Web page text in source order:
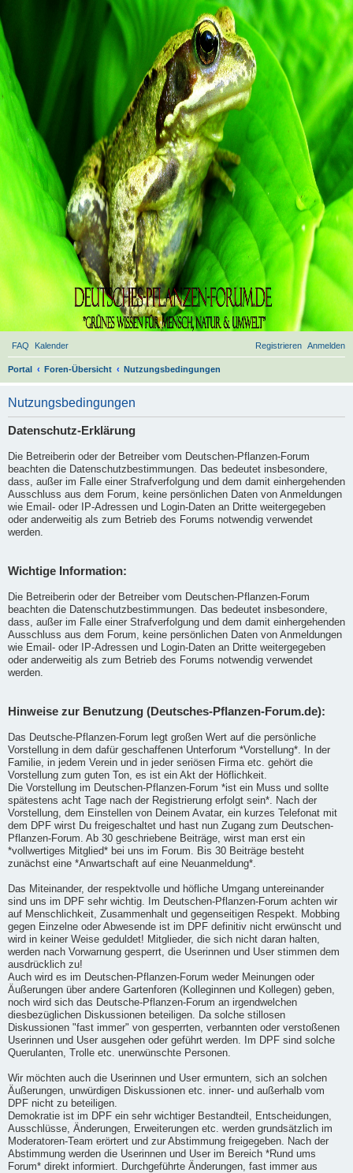
FAQ Kalender Anmelden
Registrieren
Portal Foren-Übersicht Nutzungsbedingungen
Nutzungsbedingungen
Datenschutz-Erklärung
Die Betreiberin oder der Betreiber vom Deutschen-Pflanzen-Forum
beachten die Datenschutzbestimmungen. Das bedeutet insbesondere,
dass, außer im Falle einer Strafverfolgung und dem damit einhergehenden
Ausschluss aus dem Forum, keine persönlichen Daten von Anmeldungen
wie Email- oder IP-Adressen und Login-Daten an Dritte weitergegeben
oder anderweitig als zum Betrieb des Forums notwendig verwendet
werden.
Wichtige Information:
Die Betreiberin oder der Betreiber vom Deutschen-Pflanzen-Forum
beachten die Datenschutzbestimmungen. Das bedeutet insbesondere,
dass, außer im Falle einer Strafverfolgung und dem damit einhergehenden
Ausschluss aus dem Forum, keine persönlichen Daten von Anmeldungen
wie Email- oder IP-Adressen und Login-Daten an Dritte weitergegeben
oder anderweitig als zum Betrieb des Forums notwendig verwendet
werden.
Hinweise zur Benutzung (Deutsches-Pflanzen-Forum.de):
Das Deutsche-Pflanzen-Forum legt großen Wert auf die persönliche
Vorstellung in dem dafür geschaffenen Unterforum *Vorstellung*. In der
Familie, in jedem Verein und in jeder seriösen Firma etc. gehört die
Vorstellung zum guten Ton, es ist ein Akt der Höflichkeit.
Die Vorstellung im Deutschen-Pflanzen-Forum *ist ein Muss und sollte
spätestens acht Tage nach der Registrierung erfolgt sein*. Nach der
Vorstellung, dem Einstellen von Deinem Avatar, ein kurzes Telefonat mit
dem DPF wirst Du freigeschaltet und hast nun Zugang zum Deutschen-
Pflanzen-Forum. Ab 30 geschriebene Beiträge, wirst man erst ein
*vollwertiges Mitglied* bei uns im Forum. Bis 30 Beiträge besteht
zunächst eine *Anwartschaft auf eine Neuanmeldung*.
Das Miteinander, der respektvolle und höfliche Umgang untereinander
sind uns im DPF sehr wichtig. Im Deutschen-Pflanzen-Forum achten wir
auf Menschlichkeit, Zusammenhalt und gegenseitigen Respekt. Mobbing
gegen Einzelne oder Abwesende ist im DPF definitiv nicht erwünscht und
wird in keiner Weise geduldet! Mitglieder, die sich nicht daran halten,
werden nach Vorwarnung gesperrt, die Userinnen und User stimmen dem
ausdrücklich zu!
Auch wird es im Deutschen-Pflanzen-Forum weder Meinungen oder
Äußerungen über andere Gartenforen (Kolleginnen und Kollegen) geben,
noch wird sich das Deutsche-Pflanzen-Forum an irgendwelchen
diesbezüglichen Diskussionen beteiligen. Da solche stillosen
Diskussionen "fast immer" von gesperrten, verbannten oder verstoßenen
Userinnen und User ausgehen oder geführt werden. Im DPF sind solche
Querulanten, Trolle etc. unerwünschte Personen.
Wir möchten auch die Userinnen und User ermuntern, sich an solchen
Äußerungen, unwürdigen Diskussionen etc. inner- und außerhalb vom
DPF nicht zu beteiligen.
Demokratie ist im DPF ein sehr wichtiger Bestandteil, Entscheidungen,
Ausschlüsse, Änderungen, Erweiterungen etc. werden grundsätzlich im
Moderatoren-Team erörtert und zur Abstimmung freigegeben. Nach der
Abstimmung werden die Userinnen und User im Bereich *Rund ums
Forum* direkt informiert. Durchgeführte Änderungen, fast immer aus